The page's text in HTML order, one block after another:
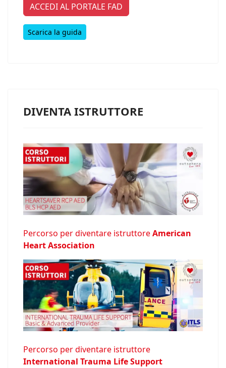
ACCEDI AL PORTALE FAD
Scarica la guida
DIVENTA ISTRUTTORE
Percorso per diventare istruttoreAmerican
Heart Association
Percorso per diventare istruttore
International Trauma Life Support